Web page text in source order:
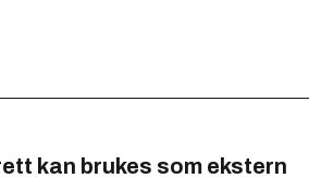
kan brukes som ekstern